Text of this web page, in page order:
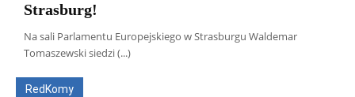
Strasburg!
Na sali Parlamentu Europejskiego w Strasburgu Waldemar
Tomaszewski siedzi (...)
RedKomy
Wszyscy Aleksander Borowik
Antoni Radczenko
Artur Płokszto
Grzegorz Górny
ks. Jarosław Wąsowicz SDB